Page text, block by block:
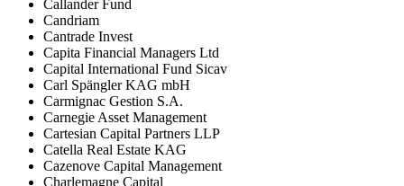
Callander Fund
Candriam
Cantrade Invest
Capita Financial Managers Ltd
Capital International Fund Sicav
Carl Spängler KAG mbH
Carmignac Gestion S.A.
Carnegie Asset Management
Cartesian Capital Partners LLP
Catella Real Estate KAG
Cazenove Capital Management
Charlemagne Capital